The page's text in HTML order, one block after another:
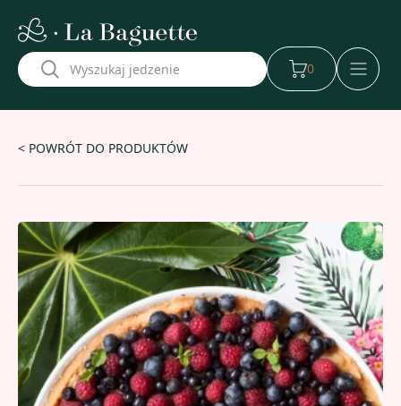
0
< POWRÓT DO PRODUKTÓW